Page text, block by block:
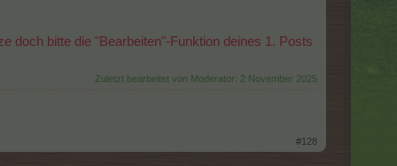
doch bitte die "Bearbeiten"-Funktion deines 1. Posts
Zuletzt bearbeitet von Moderator: 2 November 2025
#128